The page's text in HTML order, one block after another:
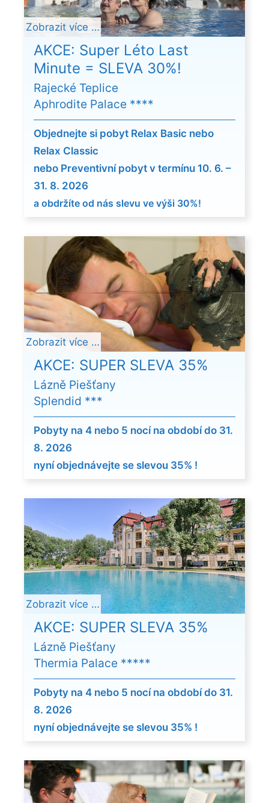
AKCE: Super Léto Last
Minute = SLEVA 30%!
Rajecké Teplice
Aphrodite Palace ****
Objednejte si pobyt Relax Basic nebo
Relax Classic
nebo Preventivní pobyt v termínu 10. 6. –
31. 8. 2026
a obdržíte od nás slevu ve výši 30%!
Zobrazit více …
AKCE: SUPER SLEVA 35%
Lázně Piešťany
Splendid ***
Pobyty na 4 nebo 5 nocí na období do 31.
8. 2026
nyní objednávejte se slevou 35% !
Zobrazit více …
AKCE: SUPER SLEVA 35%
Lázně Piešťany
Thermia Palace *****
Pobyty na 4 nebo 5 nocí na období do 31.
8. 2026
nyní objednávejte se slevou 35% !
Zobrazit více …